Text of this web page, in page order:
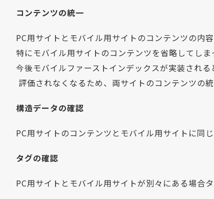
コンテンツの統一
PC用サイトとモバイル用サイトのコンテンツの内
特にモバイル用サイトのコンテンツを省略してしま
今後モバイルファーストインデックスが実装され
評価されなくなるため、両サイトのコンテンツの統
構造データの確認
PC用サイトのコンテンツとモバイル用サイトに同
タグの確認
PC用サイトとモバイル用サイトが別々にある場合